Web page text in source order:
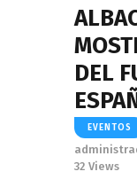
DEL
EVENTOS
32 Views